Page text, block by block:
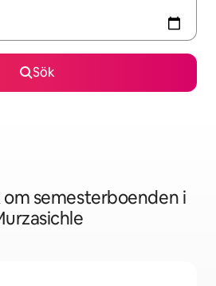
Sök
semesterboenden i